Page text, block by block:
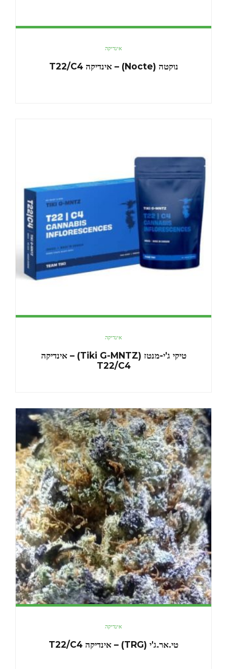
אינדיקה
נוקטה (Nocte) – אינדיקה T22/C4
אינדיקה
טיקי ג'י-מנטז (Tiki G-MNTZ) – אינדיקה
T22/C4
אינדיקה
טי.אר.ג'י (TRG) – אינדיקה T22/C4